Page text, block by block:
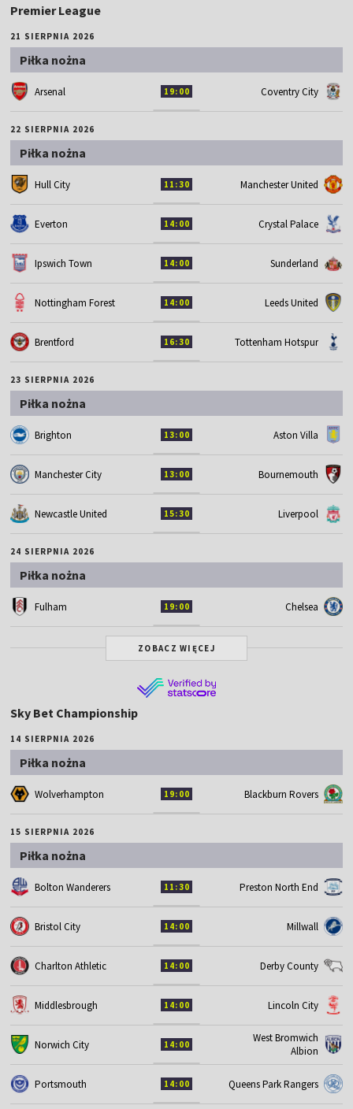
Premier League
21 SIERPNIA 2026
Piłka nożna
Arsenal 19:00 Coventry City
22 SIERPNIA 2026
Piłka nożna
Hull City 11:30 Manchester United
Everton 14:00 Crystal Palace
Ipswich Town 14:00 Sunderland
Nottingham Forest 14:00 Leeds United
Brentford 16:30 Tottenham Hotspur
23 SIERPNIA 2026
Piłka nożna
Brighton 13:00 Aston Villa
Manchester City 13:00 Bournemouth
Newcastle United 15:30 Liverpool
24 SIERPNIA 2026
Piłka nożna
Fulham 19:00 Chelsea
ZOBACZ WIĘCEJ
Sky Bet Championship
14 SIERPNIA 2026
Piłka nożna
Wolverhampton 19:00 Blackburn Rovers
15 SIERPNIA 2026
Piłka nożna
Bolton Wanderers 11:30 Preston North End
Bristol City 14:00 Millwall
Charlton Athletic 14:00 Derby County
Middlesbrough 14:00 Lincoln City
Norwich City 14:00
West Bromwich
Albion
Portsmouth 14:00 Queens Park Rangers